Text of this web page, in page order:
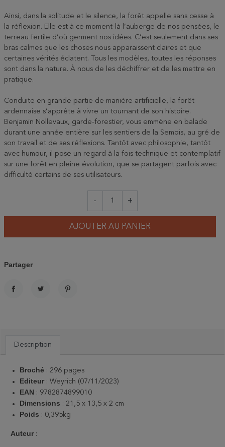
Ainsi, dans la solitude et le silence, la forêt appelle sans cesse à
la réflexion. Elle est à ce moment-là l’auberge de nos pensées, le
terreau fertile d’où germent nos idées. C’est seulement dans ses
bras calmes que les choses nous apparaissent claires et que
certaines vérités éclatent. Tous les modèles, toutes les réponses
sont dans la nature. À nous de les déchiffrer et de les mettre en
pratique.
Conduite en grande partie de manière artificielle, la forêt
ardennaise s’apprête à vivre un tournant de son histoire.
Benjamin Nollevaux, garde-forestier, vous emmène en balade
durant une année entière sur les sentiers de la Semois, au gré de
son travail et de ses réflexions. Tantôt avec philosophie, tantôt
avec humour, il pose un regard à la fois technique et contemplatif
sur une forêt en pleine évolution, que se partagent parfois avec
difficulté certains de ses utilisateurs.
- +
AJOUTER AU PANIER
Partager
Description
Broché : 296 pages
Editeur : Weyrich (07/11/2023)
EAN : 9782874899010
Dimensions : 21,5 x 13,5 x 2 cm
Poids : 0,395kg
Auteur :